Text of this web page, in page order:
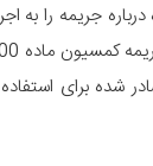
جریمه را به
برای استفاده